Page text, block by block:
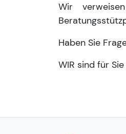
Wir
Haben Sie
WIR sind für